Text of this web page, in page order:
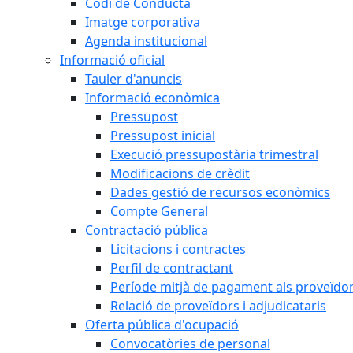
Imatge corporativa
Agenda institucional
Informació oficial
Tauler d'anuncis
Informació econòmica
Pressupost
Pressupost inicial
Execució pressupostària trimestral
Modificacions de crèdit
Dades gestió de recursos econòmics
Compte General
Contractació pública
Licitacions i contractes
Perfil de contractant
Període mitjà de pagament als
Relació de proveïdors i adjudicataris
Oferta pública d'ocupació
Convocatòries de personal